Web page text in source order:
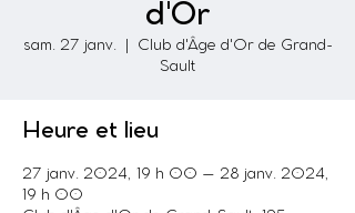
d'Or
sam. 27 janv.
Club d'Âge d'Or de Grand-
Sault
Heure et lieu
27 janv. 2024, 19 h 00 – 28 janv. 2024,
19 h 00